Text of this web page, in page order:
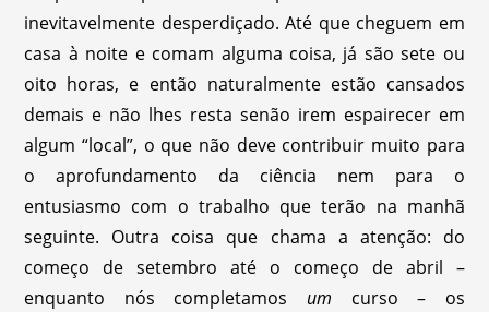
inevitavelmente desperdiçado. Até que cheguem em
casa à noite e comam alguma coisa, já são sete ou
oito horas, e então naturalmente estão cansados
demais e não lhes resta senão irem espairecer em
algum “local”, o que não deve contribuir muito para
o aprofundamento da ciência nem para o
entusiasmo com o trabalho que terão na manhã
seguinte. Outra coisa que chama a atenção: do
começo de setembro até o começo de abril –
enquanto nós completamos um curso – os